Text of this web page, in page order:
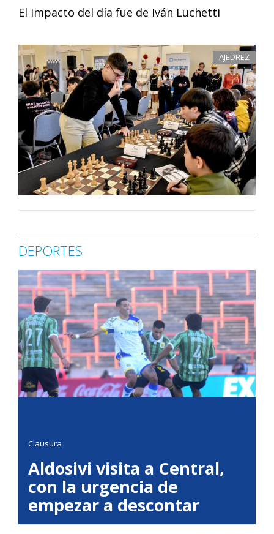
El impacto del día fue de Iván Luchetti
AJEDREZ
DEPORTES
Clausura
Aldosivi visita a Central,
con la urgencia de
empezar a descontar